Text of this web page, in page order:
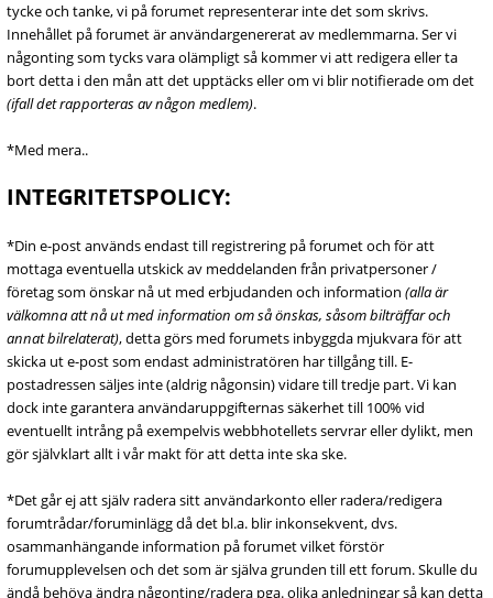
tycke och tanke, vi på forumet representerar inte det som skrivs.
Innehållet på forumet är användargenererat av medlemmarna. Ser vi
någonting som tycks vara olämpligt så kommer vi att redigera eller ta
bort detta i den mån att det upptäcks eller om vi blir notifierade om det
(ifall det rapporteras av någon medlem).
*Med mera..
INTEGRITETSPOLICY:
*Din e-post används endast till registrering på forumet och för att
mottaga eventuella utskick av meddelanden från privatpersoner /
företag som önskar nå ut med erbjudanden och information (alla är
välkomna att nå ut med information om så önskas, såsom bilträffar och
annat bilrelaterat), detta görs med forumets inbyggda mjukvara för att
skicka ut e-post som endast administratören har tillgång till. E-
postadressen säljes inte (aldrig någonsin) vidare till tredje part. Vi kan
dock inte garantera användaruppgifternas säkerhet till 100% vid
eventuellt intrång på exempelvis webbhotellets servrar eller dylikt, men
gör självklart allt i vår makt för att detta inte ska ske.
*Det går ej att själv radera sitt användarkonto eller radera/redigera
forumtrådar/foruminlägg då det bl.a. blir inkonsekvent, dvs.
osammanhängande information på forumet vilket förstör
forumupplevelsen och det som är själva grunden till ett forum. Skulle du
ändå behöva ändra någonting/radera pga. olika anledningar så kan detta